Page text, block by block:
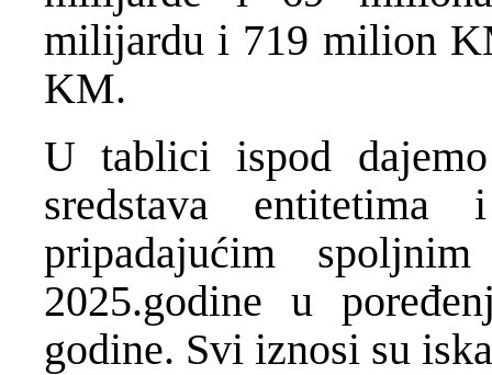
milijardu i 719 milion
KM.
U tablici ispod
sredstava
pripadajućim
2025.godine u
godine. Svi iznosi su